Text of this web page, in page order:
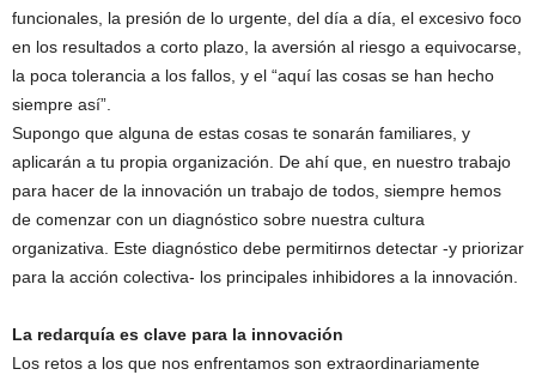
funcionales, la presión de lo urgente, del día a día, el excesivo foco
en los resultados a corto plazo, la aversión al riesgo a equivocarse,
la poca tolerancia a los fallos, y el “aquí las cosas se han hecho
siempre así”.
Supongo que alguna de estas cosas te sonarán familiares, y
aplicarán a tu propia organización. De ahí que, en nuestro trabajo
para hacer de la innovación un trabajo de todos, siempre hemos
de comenzar con un diagnóstico sobre nuestra cultura
organizativa. Este diagnóstico debe permitirnos detectar -y priorizar
para la acción colectiva- los principales inhibidores a la innovación.
La redarquía es clave para la innovación
Los retos a los que nos enfrentamos son extraordinariamente